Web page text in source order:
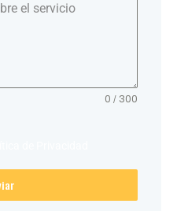
el servicio
0 / 300